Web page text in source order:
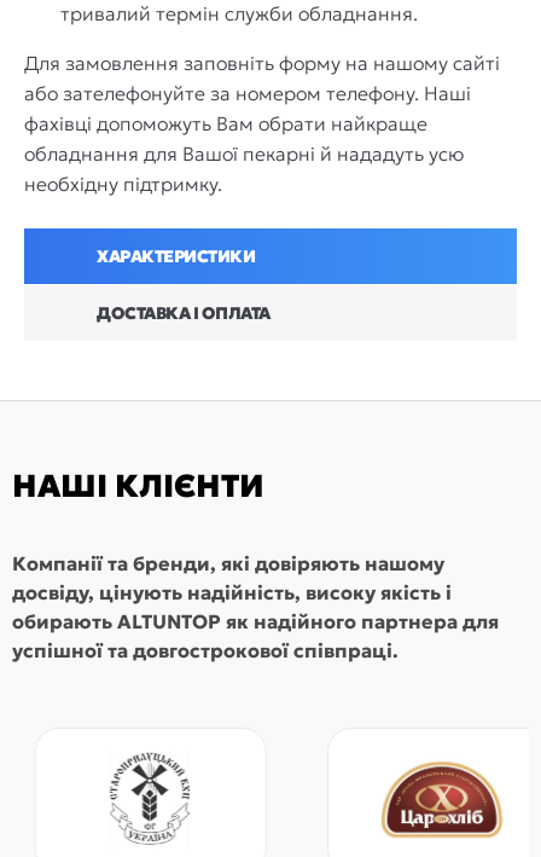
тривалий термін служби обладнання.
Для замовлення заповніть форму на нашому сайті
або зателефонуйте за номером телефону. Наші
фахівці допоможуть Вам обрати найкраще
обладнання для Вашої пекарні й нададуть усю
необхідну підтримку.
ХАРАКТЕРИСТИКИ
ДОСТАВКА І ОПЛАТА
НАШІ КЛІЄНТИ
Компанії та бренди, які довіряють нашому
досвіду, цінують надійність, високу якість і
обирають ALTUNTOP як надійного партнера для
успішної та довгострокової співпраці.